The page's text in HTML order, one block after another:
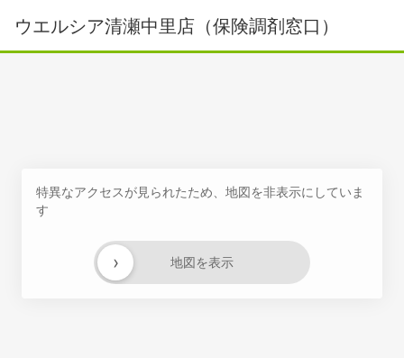
ウエルシア清瀬中里店（保険調剤窓口）
特異なアクセスが見られたため、地図を非表示にしていま
す
地図を表示
›